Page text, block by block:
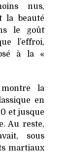
nus,
la beauté
le goût
l’effroi,
à la «
la
en
et jusque
Au reste,
sous
martiaux